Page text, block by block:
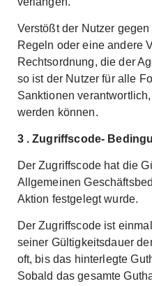
Verstößt der Nutzer
Regeln oder eine andere
Rechtsordnung, die der
so ist der Nutzer für alle
Sanktionen
werden können.
3 . Zugriffscode-
Der Zugriffscode hat die
Allgemeinen
Aktion festgelegt wurde.
Der Zugriffscode ist
seiner Gültigkeitsdauer
oft, bis das hinterlegte
Sobald das gesamte